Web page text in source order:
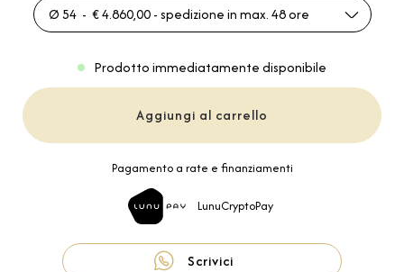
Ø 54 - € 4.860,00 - spedizione in max. 48 ore
Prodotto immediatamente disponibile
Aggiungi al carrello
Pagamento a rate e finanziamenti
LunuCryptoPay
Scrivici